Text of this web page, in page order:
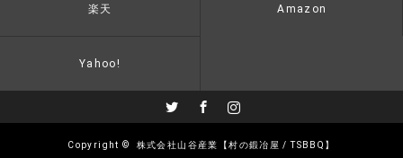
楽天 Amazon
Yahoo!
Instagram
Copyright © 株式会社山谷産業【村の鍛冶屋 / TSBBQ】